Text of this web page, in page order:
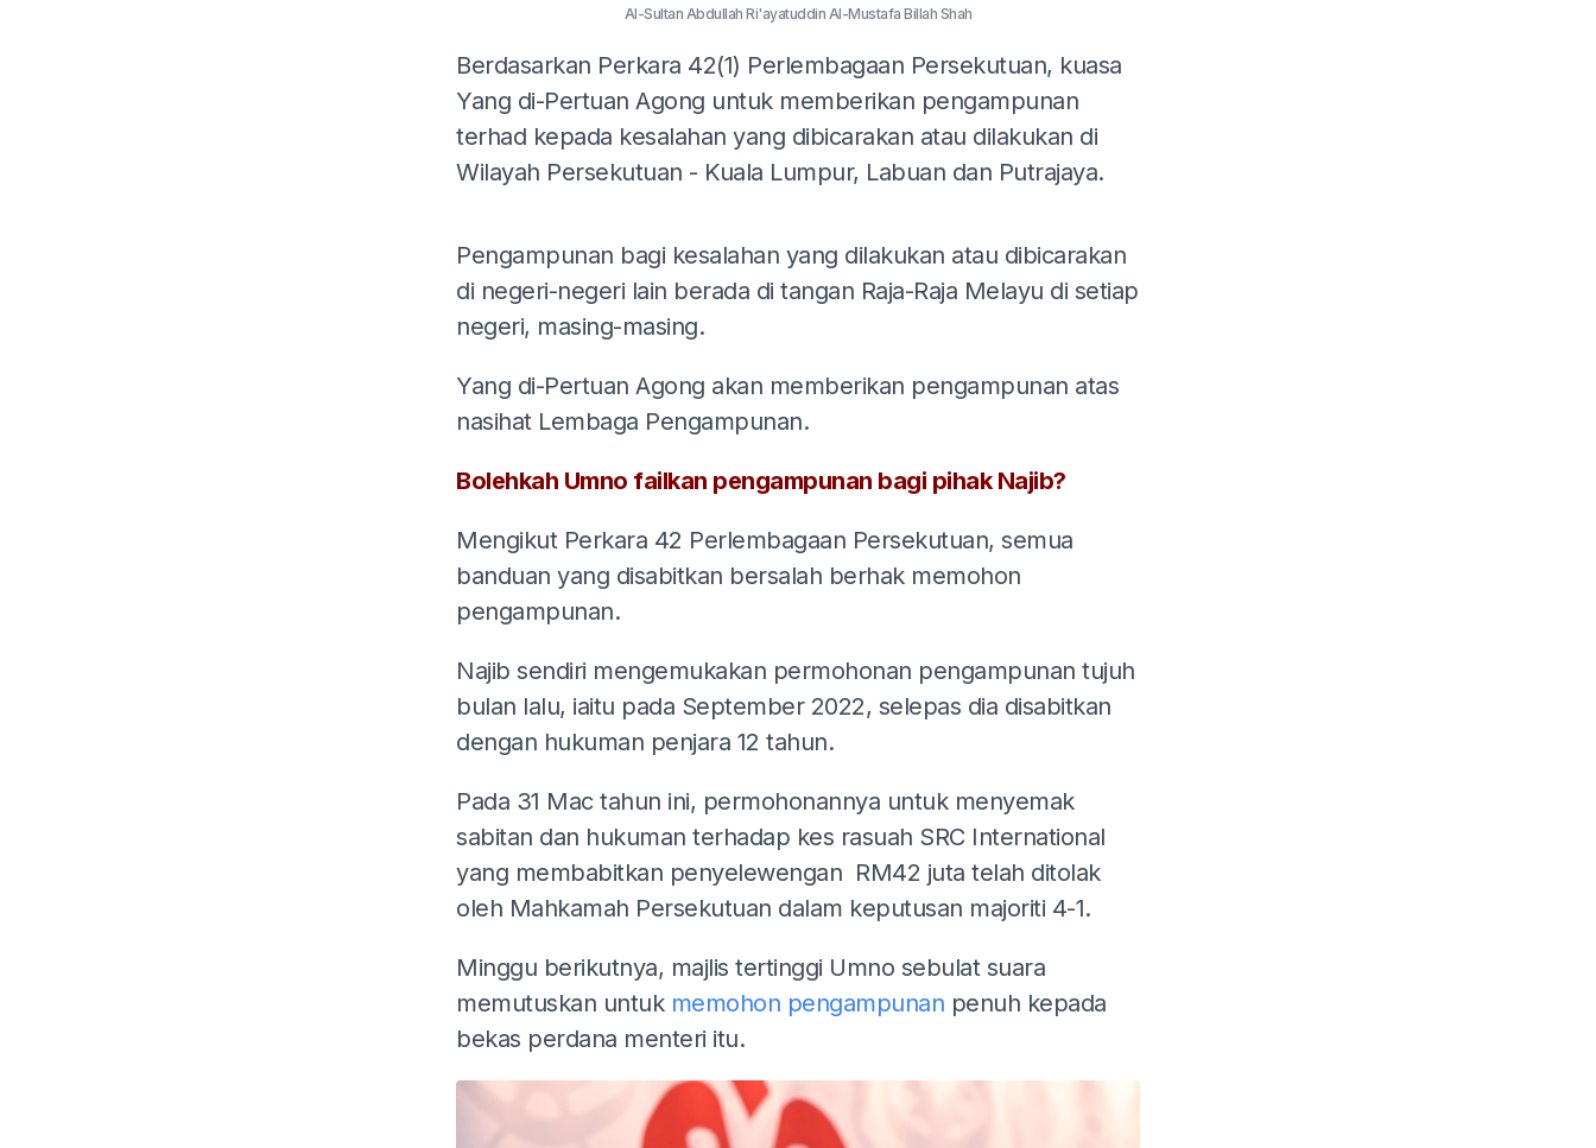
Al-Sultan Abdullah Ri'ayatuddin Al-Mustafa Billah Shah
Berdasarkan Perkara 42(1) Perlembagaan Persekutuan, kuasa
Yang di-Pertuan Agong untuk memberikan pengampunan
terhad kepada kesalahan yang dibicarakan atau dilakukan di
Wilayah Persekutuan - Kuala Lumpur, Labuan dan Putrajaya.
Pengampunan bagi kesalahan yang dilakukan atau dibicarakan
di negeri-negeri lain berada di tangan Raja-Raja Melayu di setiap
negeri, masing-masing.
Yang di-Pertuan Agong akan memberikan pengampunan atas
nasihat Lembaga Pengampunan.
Bolehkah Umno failkan pengampunan bagi pihak Najib?
Mengikut Perkara 42 Perlembagaan Persekutuan, semua
banduan yang disabitkan bersalah berhak memohon
pengampunan.
Najib sendiri mengemukakan permohonan pengampunan tujuh
bulan lalu, iaitu pada September 2022, selepas dia disabitkan
dengan hukuman penjara 12 tahun.
Pada 31 Mac tahun ini, permohonannya untuk menyemak
sabitan dan hukuman terhadap kes rasuah SRC International
yang membabitkan penyelewengan RM42 juta telah ditolak
oleh Mahkamah Persekutuan dalam keputusan majoriti 4-1.
Minggu berikutnya, majlis tertinggi Umno sebulat suara
memutuskan untuk memohon pengampunan penuh kepada
bekas perdana menteri itu.